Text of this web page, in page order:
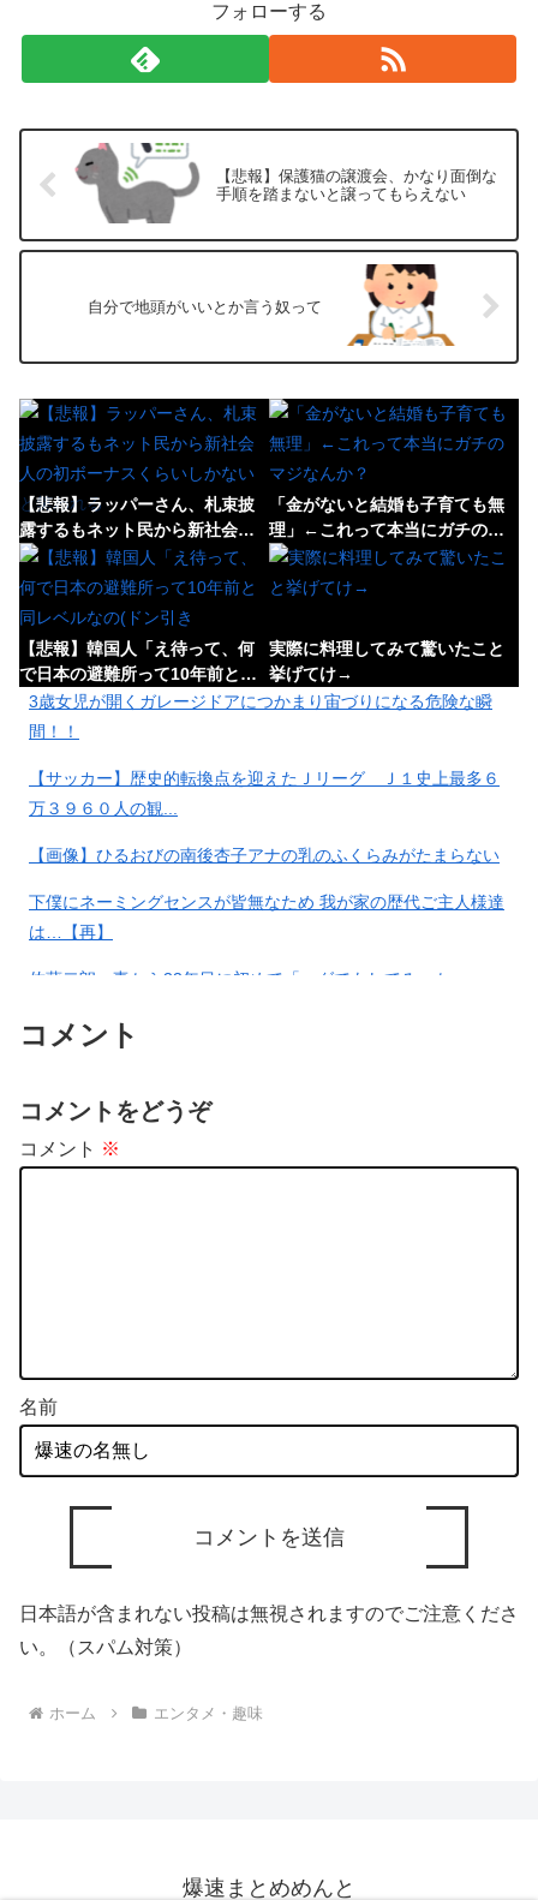
フォローする
【悲報】保護猫の譲渡会、かなり面倒な
手順を踏まないと譲ってもらえない
自分で地頭がいいとか言う奴って
【悲報】ラッパーさん、札束披
露するもネット民から新社会人
の初ボーナスくらいしかないと
笑われる
「金がないと結婚も子育ても無
理」←これって本当にガチのマ
ジなんか？
【悲報】韓国人「え待って、何
で日本の避難所って10年前と同
レベルなの(ドン引き
実際に料理してみて驚いたこと
挙げてけ→
【悲報】ロシア、じわじわと逝
き始める
【悲報】「果糖」が「がん転
3歳女児が開くガレージドアにつかまり宙づりになる危険な瞬
間！！
【サッカー】歴史的転換点を迎えたＪリーグ Ｊ１史上最多６
万３９６０人の観...
【画像】ひるおびの南後杏子アナの乳のふくらみがたまらない
下僕にネーミングセンスが皆無なため 我が家の歴代ご主人様達
は…【再】
佐藤二朗、妻から33年目に初めて「ハグでもしてみっか」
コメント
コメントをどうぞ
コメント ※
名前
日本語が含まれない投稿は無視されますのでご注意くださ
い。（スパム対策）
ホーム エンタメ・趣味
爆速まとめめんと